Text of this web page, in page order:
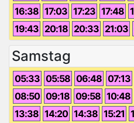
16:38 17:03 17:23 17:48
19:43 20:18 20:33 21:03
Samstag
05:33 05:58 06:48 07:13
08:50 09:18 09:58 10:48
13:38 14:20 14:38 15:21